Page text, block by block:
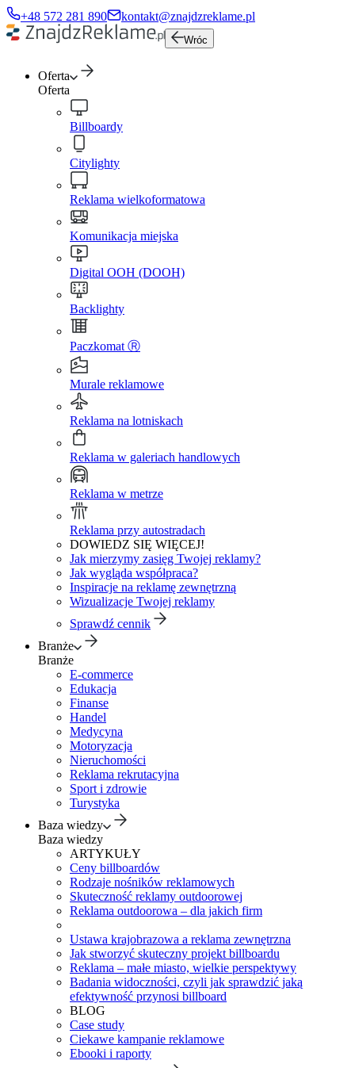
+48 572 281 890 kontakt@znajdzreklame.pl
Wróc
Oferta
Oferta
Billboardy
Citylighty
Reklama wielkoformatowa
Komunikacja miejska
Digital OOH (DOOH)
Backlighty
Paczkomat Ⓡ
Murale reklamowe
Reklama na lotniskach
Reklama w galeriach handlowych
Reklama w metrze
Reklama przy autostradach
DOWIEDZ SIĘ WIĘCEJ!
Jak mierzymy zasięg Twojej reklamy?
Jak wygląda współpraca?
Inspiracje na reklamę zewnętrzną
Wizualizacje Twojej reklamy
Sprawdź cennik
Branże
Branże
E-commerce
Edukacja
Finanse
Handel
Medycyna
Motoryzacja
Nieruchomości
Reklama rekrutacyjna
Sport i zdrowie
Turystyka
Baza wiedzy
Baza wiedzy
ARTYKUŁY
Ceny billboardów
Rodzaje nośników reklamowych
Skuteczność reklamy outdoorowej
Reklama outdoorowa – dla jakich firm
Ustawa krajobrazowa a reklama zewnętrzna
Jak stworzyć skuteczny projekt billboardu
Reklama – małe miasto, wielkie perspektywy
Badania widoczności, czyli jak sprawdzić jaką
efektywność przynosi billboard
BLOG
Case study
Ciekawe kampanie reklamowe
Ebooki i raporty